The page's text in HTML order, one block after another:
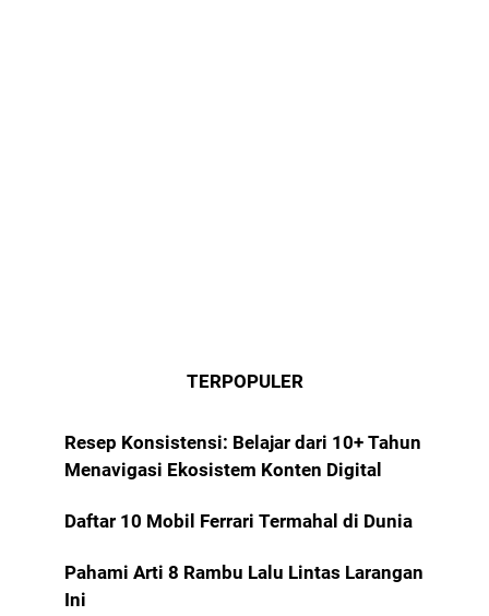
TERPOPULER
Resep Konsistensi: Belajar dari 10+ Tahun
Menavigasi Ekosistem Konten Digital
Daftar 10 Mobil Ferrari Termahal di Dunia
Pahami Arti 8 Rambu Lalu Lintas Larangan
Ini